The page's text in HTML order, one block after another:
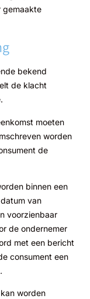
gemaakte
bekend
de klacht
moeten
worden
de
binnen een
van
voorzienbaar
de ondernemer
met een bericht
consument een
worden